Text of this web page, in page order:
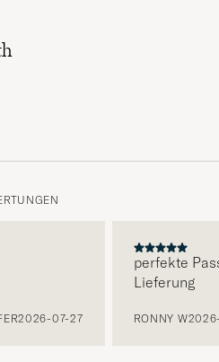
2026-07-27
perfekte
Lieferung
RONNY W